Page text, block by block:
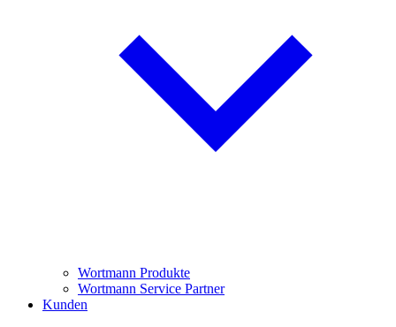
Wortmann Produkte
Wortmann Service Partner
Kunden